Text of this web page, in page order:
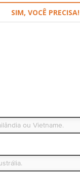
SIM, VOCÊ PRECISA!